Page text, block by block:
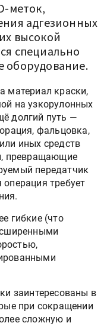
меток,
адгезионных
высокой
специально
оборудование.
материал краски,
на узкорулонных
долгий путь —
фальцовка,
иных средств
превращающие
передатчик
требует
гибкие (что
заинтересованы в
при сокращении
сложную и